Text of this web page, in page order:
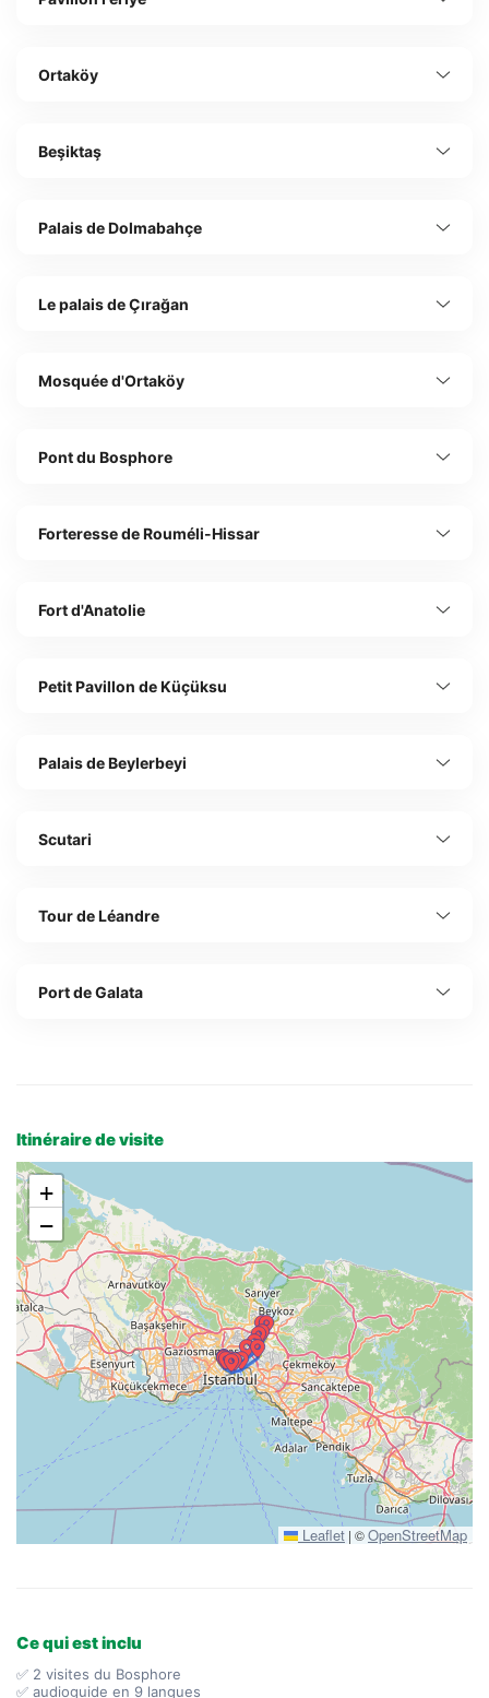
Ortaköy
Beşiktaş
Palais de Dolmabahçe
Le palais de Çırağan
Mosquée d'Ortaköy
Pont du Bosphore
Forteresse de Rouméli-Hissar
Fort d'Anatolie
Petit Pavillon de Küçüksu
Palais de Beylerbeyi
Scutari
Tour de Léandre
Port de Galata
Itinéraire de visite
+
−
Leaflet | ©OpenStreetMap
Ce qui est inclu
✅ 2 visites du Bosphore
✅ audioguide en 9 langues